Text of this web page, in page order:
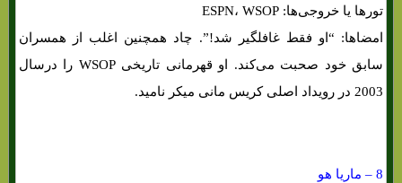
تورها یا خروجی‌ها: ESPN، WSOP
امضاها: “او فقط غافلگیر شد!”. چاد همچنین اغلب از همسران
سابق خود صحبت می‌کند. او قهرمانی تاریخی WSOP را درسال
2003 در رویداد اصلی کریس مانی میکر نامید.
8 – ماریا هو